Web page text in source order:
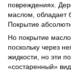
повреждениях.
маслом, обладает
Покрытие
Но покрытие
поскольку через
жидкости, но эти
«состаренный»